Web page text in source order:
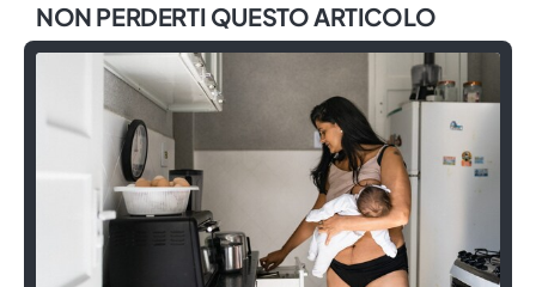
NON PERDERTI QUESTO ARTICOLO